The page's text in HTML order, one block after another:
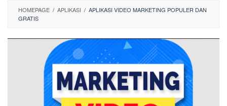
HOMEPAGE / APLIKASI / APLIKASI VIDEO MARKETING POPULER DAN
GRATIS